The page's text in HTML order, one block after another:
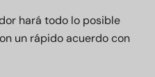
hará todo lo posible
un rápido acuerdo con